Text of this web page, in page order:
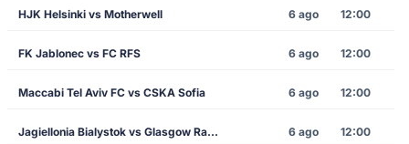
HJK Helsinki vs Motherwell 6 ago 12:00
FK Jablonec vs FC RFS 6 ago 12:00
Maccabi Tel Aviv FC vs CSKA Sofia 6 ago 12:00
Jagiellonia Bialystok vs Glasgow Rangers 6 ago 12:00